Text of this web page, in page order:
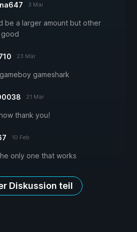
3 Mai
be a larger amount but other
23 Mär
gameshark
21 Mär
thank you!
10 Feb
only one that works
Diskussion teil